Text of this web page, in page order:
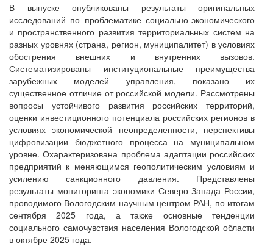
В выпуске опубликованы результаты оригинальных
исследований по проблематике социально-экономического
и пространственного развития территориальных систем на
разных уровнях (страна, регион, муниципалитет) в условиях
обострения внешних и внутренних вызовов.
Систематизированы институциональные преимущества
зарубежных моделей управления, показано их
существенное отличие от российской модели. Рассмотрены
вопросы устойчивого развития российских территорий,
оценки инвестиционного потенциала российских регионов в
условиях экономической неопределенности, перспективы
цифровизации бюджетного процесса на муниципальном
уровне. Охарактеризована проблема адаптации российских
предприятий к меняющимся геополитическим условиям и
усилению санкционного давления. Представлены
результаты мониторинга экономики Северо-Запада России,
проводимого Вологодским научным центром РАН, по итогам
сентября 2025 года, а также основные тенденции
социального самочувствия населения Вологодской области
в октябре 2025 года.